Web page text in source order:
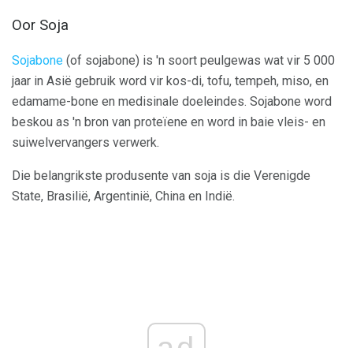
Oor Soja
Sojabone (of sojabone) is 'n soort peulgewas wat vir 5 000
jaar in Asië gebruik word vir kos-di, tofu, tempeh, miso, en
edamame-bone en medisinale doeleindes. Sojabone word
beskou as 'n bron van proteïene en word in baie vleis- en
suiwelvervangers verwerk.
Die belangrikste produsente van soja is die Verenigde
State, Brasilië, Argentinië, China en Indië.